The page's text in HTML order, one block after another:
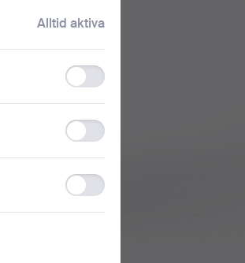
Alltid aktiva
Functionality
storage
Statistics
storage
Ad
storage